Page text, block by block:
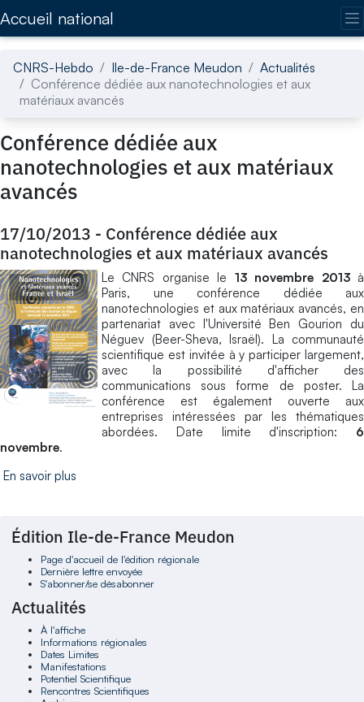
Accueil national
CNRS-Hebdo Ile-de-France Meudon
Actualités
Conférence dédiée aux nanotechnologies et aux
matériaux avancés
Conférence dédiée aux
nanotechnologies et aux matériaux
avancés
17/10/2013 - Conférence dédiée aux
nanotechnologies et aux matériaux avancés
Le CNRS organise le 13 novembre 2013à
Paris, une conférence dédiée aux
nanotechnologies et aux matériaux avancés, en
partenariat avec l'Université Ben Gourion du
Néguev (Beer-Sheva, Israël). La communauté
scientifique est invitée à y participer largement,
avec la possibilité d'afficher des
communications sous forme de poster. La
conférence est également ouverte aux
entreprises intéressées par les thématiques
abordées. Date limite d'inscription: 6
novembre.
En savoir plus
Édition Ile-de-France Meudon
Page d'accueil de l'édition régionale
Dernière lettre envoyée
S'abonner/se désabonner
Actualités
À l'affiche
Informations régionales
Dates Limites
Manifestations
Potentiel Scientifique
Rencontres Scientifiques